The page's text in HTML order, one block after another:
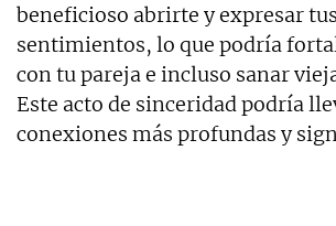
beneficioso abrirte y expresar tus
sentimientos, lo que podría
con tu pareja e incluso sanar
Este acto de sinceridad podría
conexiones más profundas y